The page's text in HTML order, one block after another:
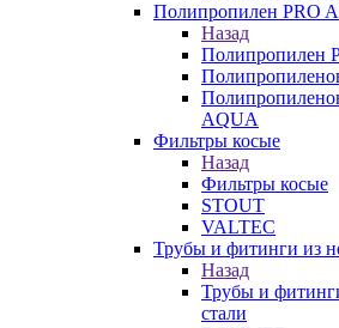
Полипропилен PRO
Назад
Полипропилен
AQUA
Фильтры косые
Назад
Фильтры косые
STOUT
VALTEC
Трубы и фитинги из
Назад
Трубы и
стали